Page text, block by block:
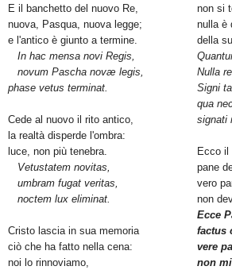
E il banchetto del nuovo Re,
nuova, Pasqua, nuova legge;
e l'antico è giunto a termine.
In hac mensa novi Regis,
novum Pascha novæ legis,
phase vetus terminat.
Cede al nuovo il rito antico,
la realtà disperde l'ombra:
luce, non più tenebra.
Vetustatem novitas,
umbram fugat veritas,
noctem lux eliminat.
Cristo lascia in sua memoria
ciò che ha fatto nella cena:
noi lo rinnoviamo,
non si
nulla è
della
Nulla
Signi
qua
signati
Ecco il
pane
vero
non
Ecce
factus
vere
non